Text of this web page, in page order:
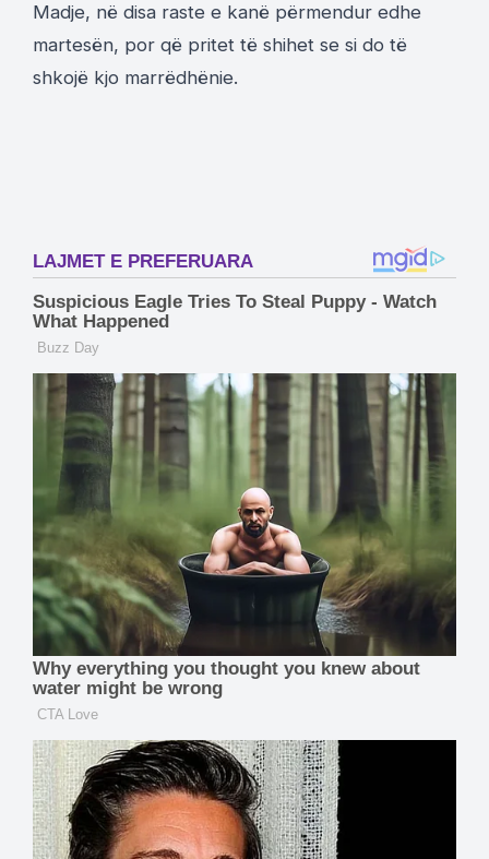
Madje, në disa raste e kanë përmendur edhe
martesën, por që pritet të shihet se si do të
shkojë kjo marrëdhënie.